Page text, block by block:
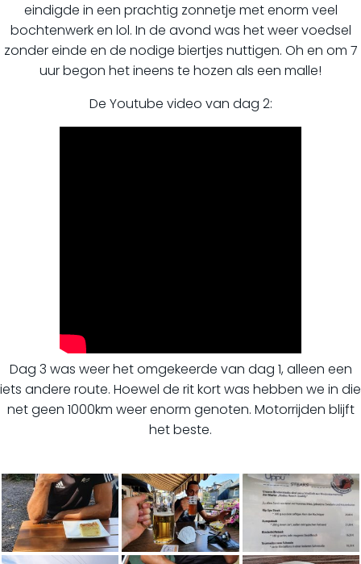
eindigde in een prachtig zonnetje met enorm veel
bochtenwerk en lol. In de avond was het weer voedsel
zonder einde en de nodige biertjes nuttigen. Oh en om 7
uur begon het ineens te hozen als een malle!
De Youtube video van dag 2:
Dag 3 was weer het omgekeerde van dag 1, alleen een
iets andere route. Hoewel de rit kort was hebben we in die
net geen 1000km weer enorm genoten. Motorrijden blijft
het beste.